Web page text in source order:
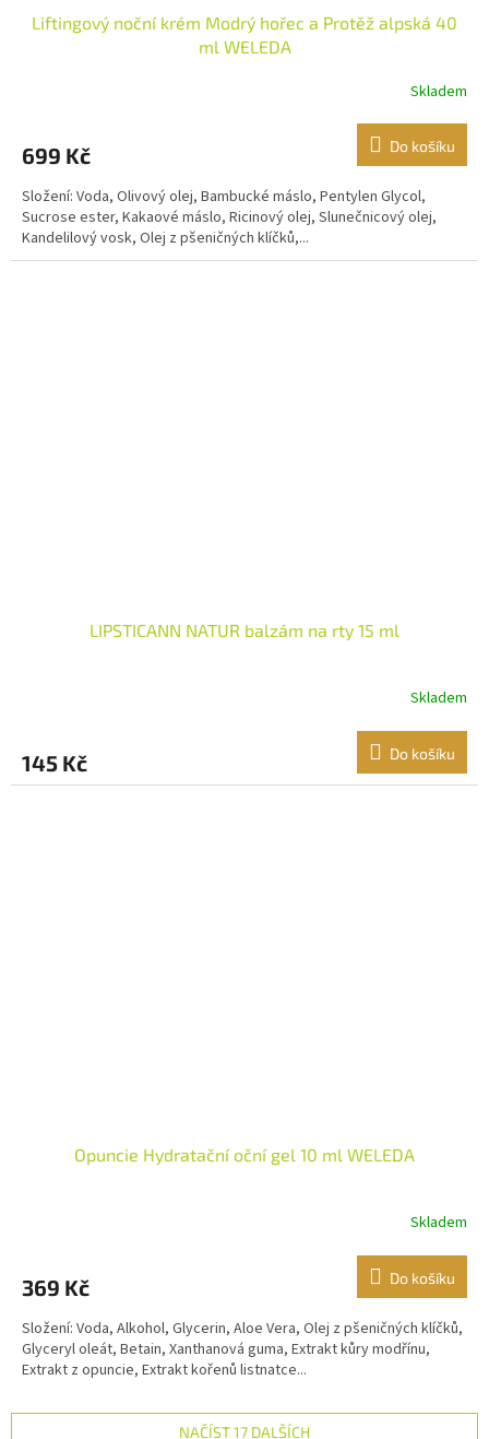
Liftingový noční krém Modrý hořec a Protěž alpská 40
ml WELEDA
Skladem
699 Kč Do košíku
Složení: Voda, Olivový olej, Bambucké máslo, Pentylen Glycol,
Sucrose ester, Kakaové máslo, Ricinový olej, Slunečnicový olej,
Kandelilový vosk, Olej z pšeničných klíčků,...
LIPSTICANN NATUR balzám na rty 15 ml
Skladem
145 Kč Do košíku
Opuncie Hydratační oční gel 10 ml WELEDA
Skladem
369 Kč Do košíku
Složení: Voda, Alkohol, Glycerin, Aloe Vera, Olej z pšeničných klíčků,
Glyceryl oleát, Betain, Xanthanová guma, Extrakt kůry modřínu,
Extrakt z opuncie, Extrakt kořenů listnatce...
NAČÍST 17 DALŠÍCH